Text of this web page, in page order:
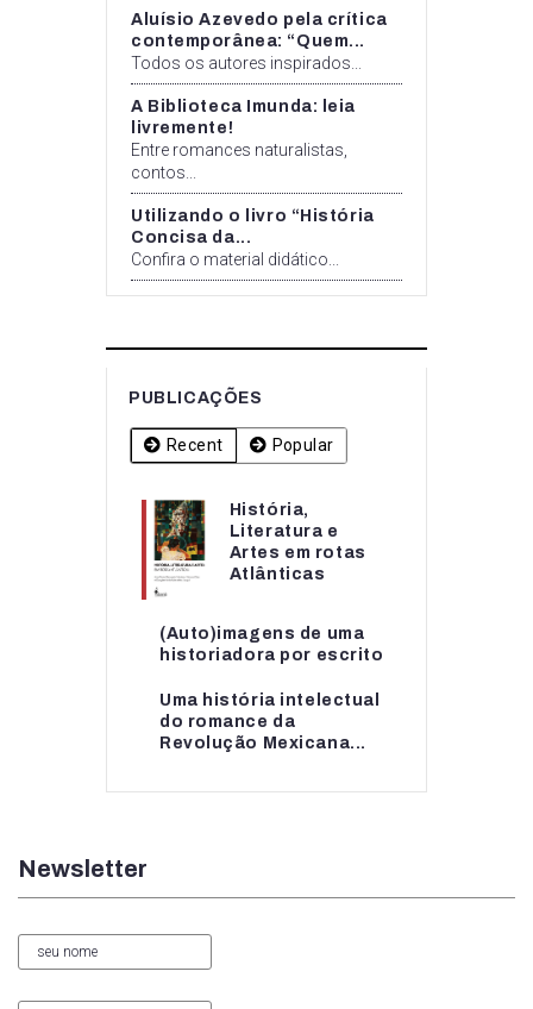
Aluísio Azevedo pela crítica
contemporânea: “Quem...
Todos os autores inspirados...
A Biblioteca Imunda: leia
livremente!
Entre romances naturalistas,
contos...
Utilizando o livro “História
Concisa da...
Confira o material didático...
PUBLICAÇÕES
Recent Popular
História,
Literatura e
Artes em rotas
Atlânticas
(Auto)imagens de uma
historiadora por escrito
Uma história intelectual
do romance da
Revolução Mexicana...
História,
Literatura e
Artes em rotas...
(Auto)imagens de uma
historiadora por escrito
Uma história intelectual
do romance da...
Newsletter